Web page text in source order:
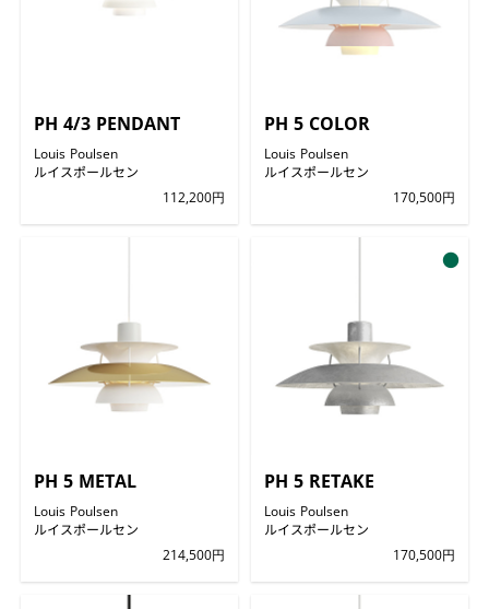
PH 4/3 PENDANT
Louis Poulsen
ルイスポールセン
112,200円
PH 5 COLOR
Louis Poulsen
ルイスポールセン
170,500円
PH 5 METAL
Louis Poulsen
ルイスポールセン
214,500円
PH 5 RETAKE
Louis Poulsen
ルイスポールセン
170,500円
●